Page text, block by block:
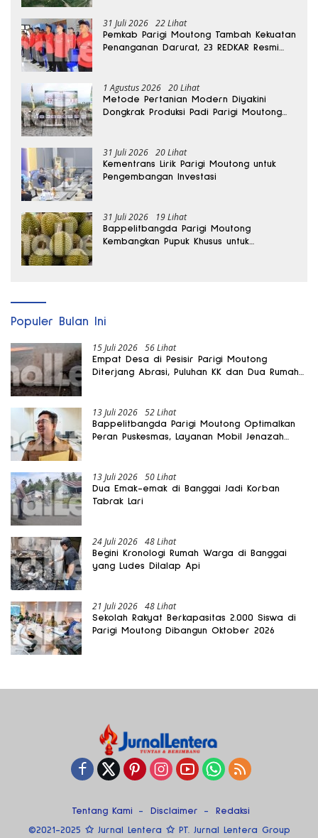
31 Juli 2026 22 Lihat
Pemkab Parigi Moutong Tambah Kekuatan
Penanganan Darurat, 23 REDKAR Resmi
1 Agustus 2026 20 Lihat
Metode Pertanian Modern Diyakini
Dongkrak Produksi Padi Parigi Moutong
31 Juli 2026 20 Lihat
Kementrans Lirik Parigi Moutong untuk
Pengembangan Investasi
31 Juli 2026 19 Lihat
Bappelitbangda Parigi Moutong
Kembangkan Pupuk Khusus untuk
Populer Bulan Ini
15 Juli 2026 56 Lihat
Empat Desa di Pesisir Parigi Moutong
Diterjang Abrasi, Puluhan KK dan Dua Rumah
13 Juli 2026 52 Lihat
Bappelitbangda Parigi Moutong Optimalkan
Peran Puskesmas, Layanan Mobil Jenazah
13 Juli 2026 50 Lihat
Dua Emak-emak di Banggai Jadi Korban
Tabrak Lari
24 Juli 2026 48 Lihat
Begini Kronologi Rumah Warga di Banggai
yang Ludes Dilalap Api
21 Juli 2026 48 Lihat
Sekolah Rakyat Berkapasitas 2.000 Siswa di
Parigi Moutong Dibangun Oktober 2026
Tentang Kami Disclaimer
Redaksi
©2021-2025 ✩ Jurnal Lentera ✩ PT. Jurnal Lentera Group